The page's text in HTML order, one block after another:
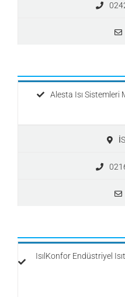
Alesta Isı Sistemleri
IsılKonfor Endüstriyel